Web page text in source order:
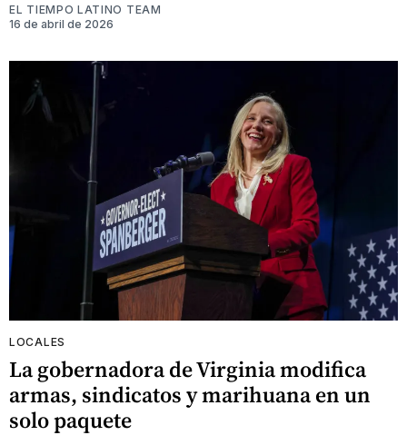
EL TIEMPO LATINO TEAM
16 de abril de 2026
LOCALES
La gobernadora de Virginia modifica
armas, sindicatos y marihuana en un
solo paquete